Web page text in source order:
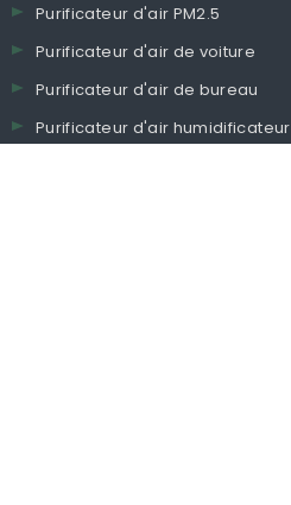
Purificateur d'air PM2.5
Purificateur d'air de voiture
Purificateur d'air de bureau
Purificateur d'air humidificateur